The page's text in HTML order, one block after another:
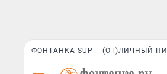
ФОНТАНКА SUP (ОТ)ЛИЧНЫЙ